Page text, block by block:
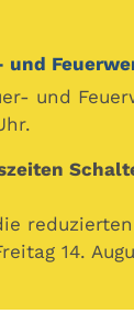
und
und
14.